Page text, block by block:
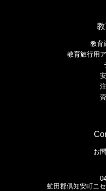
教育
教育旅行用
お
虻田郡倶知安町ニ